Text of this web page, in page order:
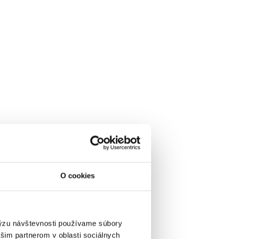
O cookies
návštevnosti používame súbory
partnerom v oblasti sociálnych